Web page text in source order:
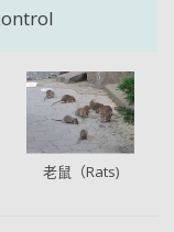
老鼠（Rats)